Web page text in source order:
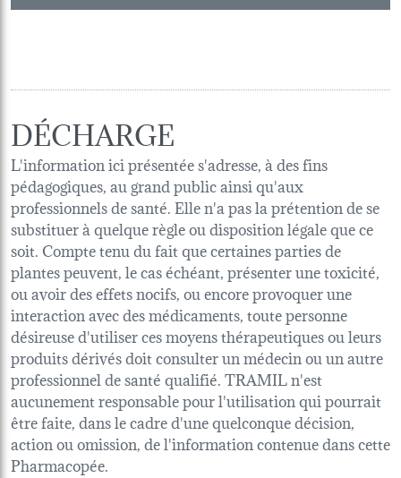
DÉCHARGE
L'information ici présentée s'adresse, à des fins
pédagogiques, au grand public ainsi qu'aux
professionnels de santé. Elle n'a pas la prétention de se
substituer à quelque règle ou disposition légale que ce
soit. Compte tenu du fait que certaines parties de
plantes peuvent, le cas échéant, présenter une toxicité,
ou avoir des effets nocifs, ou encore provoquer une
interaction avec des médicaments, toute personne
désireuse d'utiliser ces moyens thérapeutiques ou leurs
produits dérivés doit consulter un médecin ou un autre
professionnel de santé qualifié. TRAMIL n'est
aucunement responsable pour l'utilisation qui pourrait
être faite, dans le cadre d'une quelconque décision,
action ou omission, de l'information contenue dans cette
Pharmacopée.